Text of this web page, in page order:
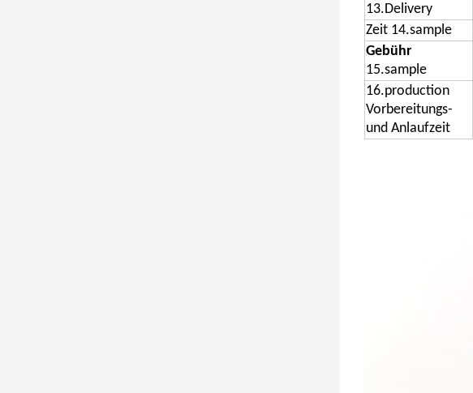
13.Delivery
Zeit 14.sample
Gebühr
15.sample
16.production
Vorbereitungs-
und Anlaufzeit